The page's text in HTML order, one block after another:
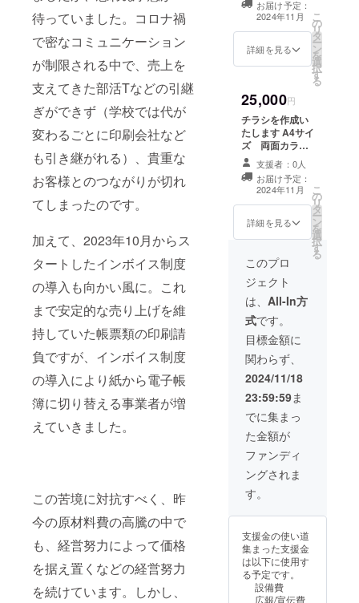
待っていました。コロナ禍
で密なコミュニケーション
が制限される中で、売上を
支えてきた部活Tなどの引継
ぎができず（学校では代が
変わるごとに印刷会社など
も引き継がれる）、貴重な
お客様とのつながりが切れ
てしまったのです。
加えて、2023年10月からス
タートしたインボイス制度
の導入も向かい風に。これ
まで安定的な売り上げを維
持していた帳票類の印刷請
負ですが、インボイス制度
の導入により紙から電子帳
簿に切り替える事業者が増
えていきました。
この苦境に対抗すべく、昨
今の原材料費の高騰の中で
も、経営努力によって価格
を据え置くなどの経営努力
を続けています。しかし、
トの色
ロゴや
画像の
受け渡
しにつ
ロジェ
了後に
お送り
する
メール
をご確
認くだ
にて校
正をお
たしま
す
ご確認ください
メールにて校正
をお送りいたし
ます
100枚１セット
になります サイ
ズは
10cm*10cm以
報をお書きくだ
さい 特に名前、
住所、電話番
号、会社名など
入れたいものを
教えてください
事業内容もあれ
ば合わせてデザ
インいたします
また、ロゴや画
像の受け渡しに
ついては、プロ
ジェクト終了後
にお送りする
メールをご確認
ください メール
にて校正をお送
りいたします
お届け予定：
2024年11月
詳細を見る
こ
の
リ
タ
ー
ン
を
選
択
す
る
25,000円
チラシを作成い
たします A4サイ
ズ 両面カラー
1000枚１セット
になります 備考
欄に必要な情報
をお書きくださ
い 特に名前、住
所、電話番号、
せてデザインい
ロゴや画像の受
け渡しについて
は、プロジェク
ト終了後にお送
りするメールを
ご確認ください
メールにて校正
をお送りいたし
支援者：0人
お届け予定：
2024年11月
詳細を見る
こ
の
リ
タ
ー
ン
を
選
択
す
る
このプロ
ジェクト
は、 All-In方
式です。
目標金額に
関わらず、
2024/11/18
23:59:59ま
でに集まっ
た金額が
ファンディ
ングされま
す。
支援金の使い道
集まった支援金
は以下に使用す
る予定です。
設備費
広報/宣伝費